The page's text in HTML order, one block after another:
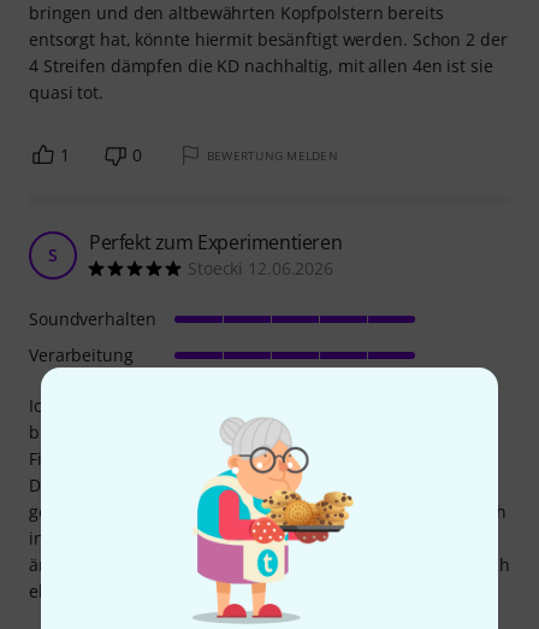
bringen und den altbewährten Kopfpolstern bereits
entsorgt hat, könnte hiermit besänftigt werden. Schon 2 der
4 Streifen dämpfen die KD nachhaltig, mit allen 4en ist sie
quasi tot.
1 0 BEWERTUNG MELDEN
S Perfekt zum Experimentieren
Stoecki 12.06.2026
Ich versuche mich noch nicht so lang am Schlagzeug und
bin bezüglich des bevorzugten Klangs noch in der
Findungsphase. Daher habe ich bereits die Moongel-
Dämpfer für Toms und Becken kennen und schätzen
gelernt. Die Ahead Kick Bass-Dämpfer sind genauso einfach
in der Handhabung. Ich kann "Sounds" ausprobieren und
ändern ohne Spuren auf den Fellen zu hinterlassen. Einfach
elegant.
Soundverhalten
Verarbeitung